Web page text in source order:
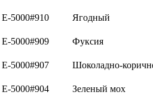
E-5000#910 Ягодный
E-5000#909 Фуксия
E-5000#907 Шоколадно-
E-5000#904 Зеленый мох